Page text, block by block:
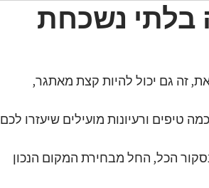
בלתי נשכחת
זה גם יכול להיות קצת מאתגר,
טיפים ורעיונות מועילים שיעזרו לכם
הכל, החל מבחירת המקום הנכון